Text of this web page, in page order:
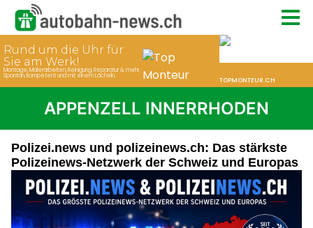
APPENZELL INNERRHODEN
Polizei.news und polizeinews.ch: Das stärkste
Polizeinews-Netzwerk der Schweiz und Europas